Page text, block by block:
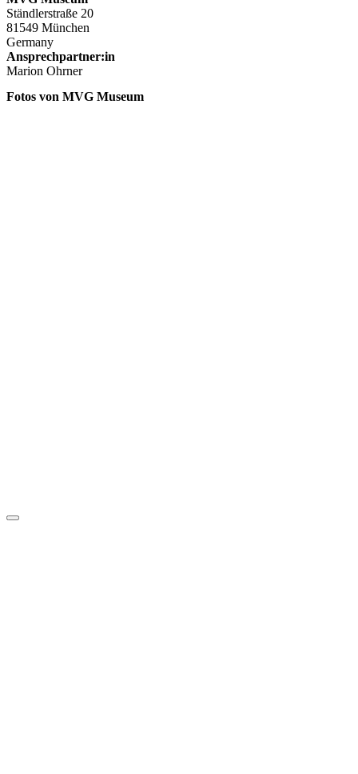
Ständlerstraße 20
81549 München
Germany
Ansprechpartner:in
Marion Ohrner
Fotos von MVG Museum